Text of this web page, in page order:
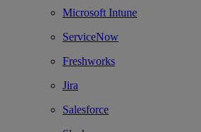
Microsoft Intune
ServiceNow
Freshworks
Jira
Salesforce